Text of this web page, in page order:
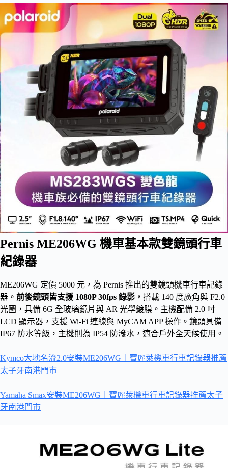
Pernis ME206WG 機車基本款雙鏡頭行車
紀錄器
ME206WG 定價 5000 元，為 Pernis 推出的雙鏡頭機車行車記錄
器。 前後鏡頭皆支援 1080P 30fps 錄影， 搭載 140 度廣角與 F2.0
光圈，具備 6G 全玻璃鏡片與 AR 光學鍍膜。主機配備 2.0 吋
LCD 顯示器，支援 Wi-Fi 連線與 MyCAM APP 操作。鏡頭具備
IP67 防水等級，主機則為 IP54 防潑水，適合戶外全天候使用。
Kymco大地名流2.0安裝ME206WG｜寶麗萊機車行車記錄器推薦
太子牙南港門市
Yamaha Smax安裝ME206WG｜寶麗萊機車行車記錄器推薦太子
牙南港門市